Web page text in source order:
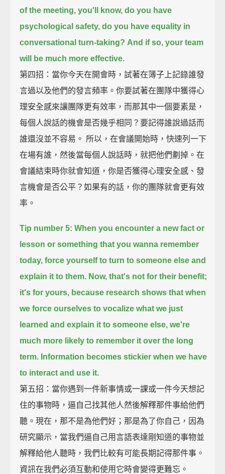
of the meeting, you'll know, do you have
psychological safety, do you have equality in
conversational turn-taking? And if so, your team
will be much more effective.
第四招：當你今天在開會時，試著在簿子上記錄誰發
言過以及他們的發言頻率。你要試著在團隊中獲得心
理安全感來讓團隊更有效率，而那其中一個要素是，
每個人說話的機會是否幾乎相同？要記得誰說過話而
誰還沒並不容易。 所以，在會議開始時，快速列一下
在場有誰，然後當每個人說話時，就把他們劃掉。在
會議結束時你就會知道，你是否獲得心理安全感、發
言機會是否公平？如果有的話，你的團隊就會更有效
率。
Tip number 5: When you encounter a new fact or
lesson or something that you wanna remember
today, force yourself to turn to someone else and
explain it to them. Now, that's not for their benefit;
it's for yours, because research shows that when
we force ourselves to vocalize what we just
learned and explain it to someone else, we're
much more likely to remember it over the long
term. Information becomes stickier when we have
to interact and use it.
第五招：當你遇到一件新事情或一課或一件今天想記
住的事物時，逼自己找其他人然後解釋那件事給他們
聽。現在，那不是為他們好；那是為了你自己，因為
研究顯示，當我們逼自己用言語表達剛知道的事物並
解釋給他人聽時，我們比較有可能長期記得那件事。
資訊在我們必須互動和使用它時會變得更難忘。